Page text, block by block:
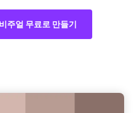
주얼 무료로 만들기